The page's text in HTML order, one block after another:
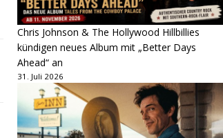
Chris Johnson & The Hollywood Hillbillies
kündigen neues Album mit „Better Days
Ahead“ an
31. Juli 2026